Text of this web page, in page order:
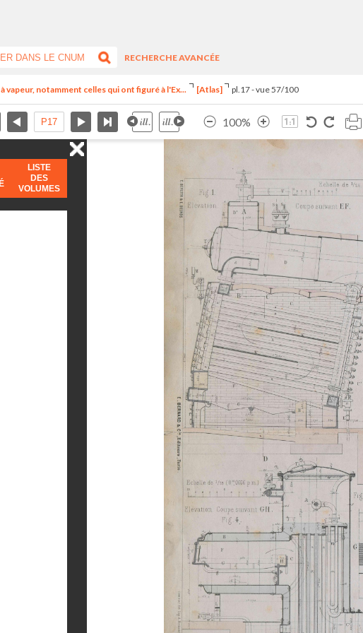
RECHERCHE AVANCÉE
vapeur, notamment celles qui ont figuré à l'Ex... [Atlas] pl.17 - vue 57/100
100%
LISTE
DES
VOLUMES